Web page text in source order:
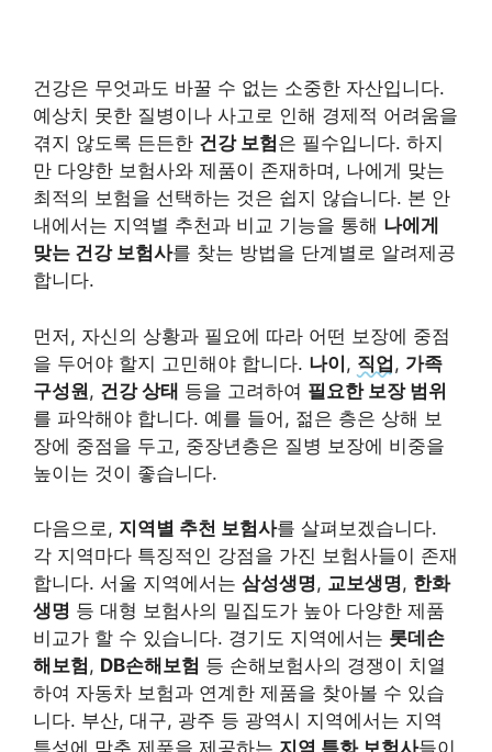
건강은 무엇과도 바꿀 수 없는 소중한 자산입니다.
예상치 못한 질병이나 사고로 인해 경제적 어려움을
겪지 않도록 든든한 건강 보험은 필수입니다. 하지
만 다양한 보험사와 제품이 존재하며, 나에게 맞는
최적의 보험을 선택하는 것은 쉽지 않습니다. 본 안
내에서는 지역별 추천과 비교 기능을 통해 나에게
맞는 건강 보험사를 찾는 방법을 단계별로 알려제공
합니다.
먼저, 자신의 상황과 필요에 따라 어떤 보장에 중점
을 두어야 할지 고민해야 합니다. 나이, 직업, 가족
구성원, 건강 상태 등을 고려하여 필요한 보장 범위
를 파악해야 합니다. 예를 들어, 젊은 층은 상해 보
장에 중점을 두고, 중장년층은 질병 보장에 비중을
높이는 것이 좋습니다.
다음으로, 지역별 추천 보험사를 살펴보겠습니다.
각 지역마다 특징적인 강점을 가진 보험사들이 존재
합니다. 서울 지역에서는 삼성생명, 교보생명, 한화
생명 등 대형 보험사의 밀집도가 높아 다양한 제품
비교가 할 수 있습니다. 경기도 지역에서는 롯데손
해보험, DB손해보험 등 손해보험사의 경쟁이 치열
하여 자동차 보험과 연계한 제품을 찾아볼 수 있습
니다. 부산, 대구, 광주 등 광역시 지역에서는 지역
특성에 맞춘 제품을 제공하는 지역 특화 보험사들이